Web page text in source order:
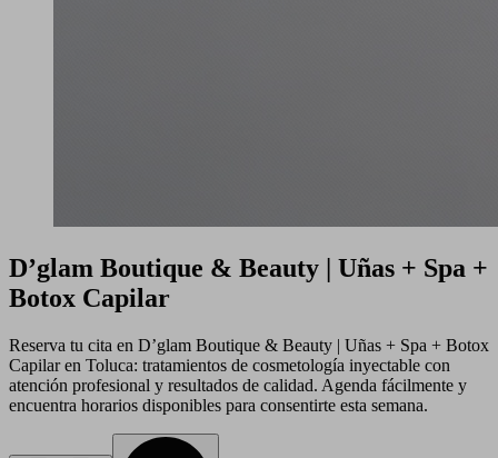
D’glam Boutique & Beauty | Uñas + Spa +
Botox Capilar
Reserva tu cita en D’glam Boutique & Beauty | Uñas + Spa + Botox
Capilar en Toluca: tratamientos de cosmetología inyectable con
atención profesional y resultados de calidad. Agenda fácilmente y
encuentra horarios disponibles para consentirte esta semana.